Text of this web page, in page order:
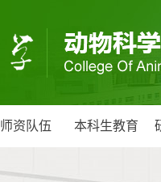
师资队伍 本科生教育